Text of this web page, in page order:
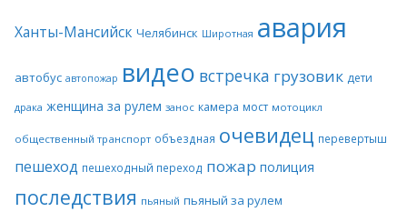
Ханты-Мансийск Челябинск Широтная авария
автобус автопожар видео встречка грузовик дети
драка женщина за рулем занос камера мост мотоцикл
общественный транспорт объездная очевидец перевертыш
пешеход пешеходный переход пожар полиция
последствия пьяный пьяный за рулем